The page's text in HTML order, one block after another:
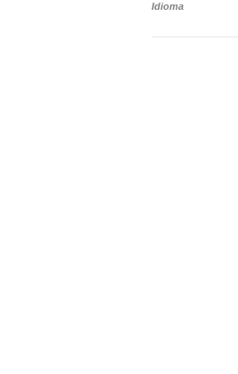
Idioma